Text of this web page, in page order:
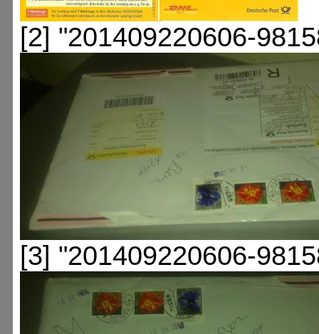
[2] "201409220606-
[3] "201409220606-